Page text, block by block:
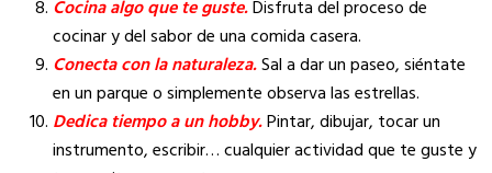
Cocina algo que te guste.Disfruta del proceso de
cocinar y del sabor de una comida casera.
Conecta con la naturaleza.Sal a dar un paseo, siéntate
en un parque o simplemente observa las estrellas.
Dedica tiempo a un hobby.Pintar, dibujar, tocar un
instrumento, escribir… cualquier actividad que te guste y